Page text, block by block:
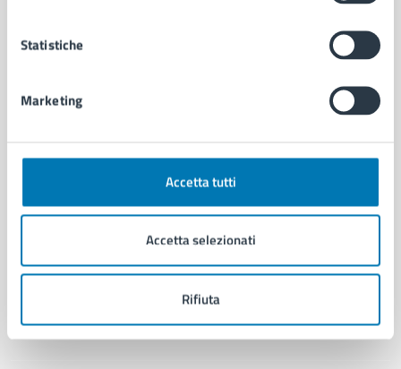
Statistiche
Marketing
Accetta tutti
Accetta selezionati
Rifiuta
Aree amministrative
Uffici
Politici
Intranet, posta aziendale e protocollo